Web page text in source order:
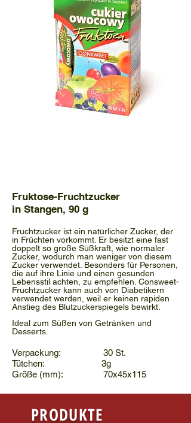
Fruktose-Fruchtzucker
in Stangen, 90 g
Fruchtzucker ist ein natürlicher Zucker, der
in Früchten vorkommt. Er besitzt eine fast
doppelt so große Süßkraft, wie normaler
Zucker, wodurch man weniger von diesem
Zucker verwendet. Besonders für Personen,
die auf ihre Linie und einen gesunden
Lebensstil achten, zu empfehlen. Consweet-
Fruchtzucker kann auch von Diabetikern
verwendet werden, weil er keinen rapiden
Anstieg des Blutzuckerspiegels bewirkt.
Ideal zum Süßen von Getränken und
Desserts.
Verpackung: 30 St.
Tütchen: 3g
Größe (mm): 70x45x115
PRODUKTE